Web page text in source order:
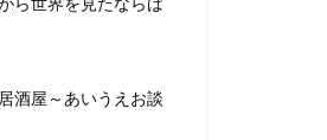
居酒屋～あいうえお談